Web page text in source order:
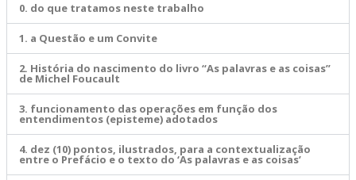
0. do que tratamos neste trabalho
1. a Questão e um Convite
2. História do nascimento do livro “As palavras e as coisas”
de Michel Foucault
3. funcionamento das operações em função dos
entendimentos (episteme) adotados
4. dez (10) pontos, ilustrados, para a contextualização
entre o Prefácio e o texto do ‘As palavras e as coisas’